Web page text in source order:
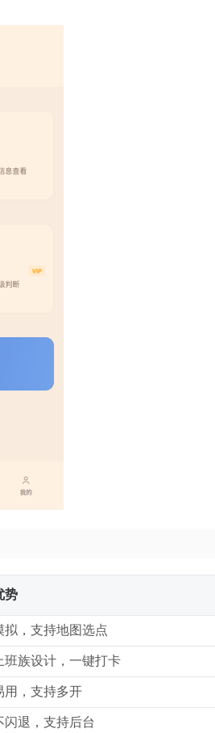
势
拟，支持地图选点
班族设计，一键打卡
用，支持多开
闪退，支持后台